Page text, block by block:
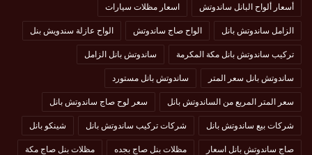
أسعار ألواح البانل ساندوتش اسعار مظلات سيارات
الزامل ساندوتش بانل الواح صاج ساندوتش الواح عازلة سندويش بنل
تركيب ساندوتش بانل مكة المكرمة ساندوتش بانل الزامل
ساندوتش بانل سعر المتر ساندوتش بانل مستورد
سعر المتر المربع من الساندوتش بانل سعر لوح صاج ساندوتش بانل
شركات بيع ساندوتش بانل شركات تركيب ساندوتش بانل شينكو بانل
صاج ساندوتش بانل اسعار مظلات بنل صاج بجده مظلات بنل صاج مكة